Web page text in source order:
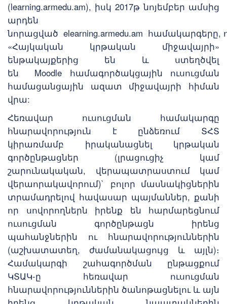
(learning.armedu.am), իսկ 2017թ նոյեմբեր ամսից
արդեն
նորացված elearning.armedu.am համակարգերը,
«Հայկական կրթական միջավայրի»
ենթակայքերից են և ստեղծվել
են Moodle համագործակցային ուսուցման
համացանցային ազատ միջավայրի հիման
վրա:
Հեռավար ուսուցման համակարգը
հնարավորություն է ընձեռում ՏՀՏ
կիրառմամբ իրականացնել կրթական
գործընթացներ (լրացուցիչ կամ
շարունակական, վերապատրաստում կամ
վերաորակավորում)` բոլոր մասնակիցներին
տրամադրելով հավասար պայմաններ, քանի
որ սովորողներն իրենք են հարմարեցնում
ուսուցման գործընթացն իրենց
պահանջներին ու հնարավորություններին
(աշխատատեղ, ժամանակացույց և այլն)։
Համակարգի շահագործման ընթացքում
ԿՏԱԿ-ը հեռավար ուսուցման
հնարավորություններին ծանոթացնելու և այն